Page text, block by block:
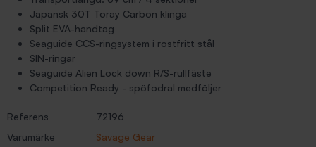
Japansk 30T Toray Carbon klinga
Split EVA-handtag
Seaguide CCS-ringsystem i rostfritt stål
SIN-ringar
Seaguide Alien Lock down R/S-rullfäste
Competition Ready - spöfodral medföljer
Referens
72196
Varumärke
Savage Gear